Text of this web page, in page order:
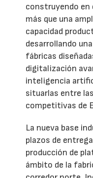
construyendo en
más que una
capacidad
desarrollando
fábricas
digitalización
inteligencia
situarlas entre
competitivas de
La nueva base
plazos de
producción de
ámbito de la